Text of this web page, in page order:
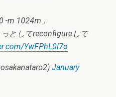
-m 1024m」
としてreconfigureして
YwFPhL0l7o
January